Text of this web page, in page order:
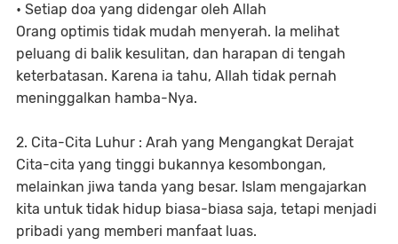
• Setiap doa yang didengar oleh Allah
Orang optimis tidak mudah menyerah. Ia melihat
peluang di balik kesulitan, dan harapan di tengah
keterbatasan. Karena ia tahu, Allah tidak pernah
meninggalkan hamba-Nya.
2. Cita-Cita Luhur : Arah yang Mengangkat Derajat
Cita-cita yang tinggi bukannya kesombongan,
melainkan jiwa tanda yang besar. Islam mengajarkan
kita untuk tidak hidup biasa-biasa saja, tetapi menjadi
pribadi yang memberi manfaat luas.